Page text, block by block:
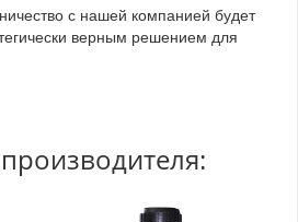
с нашей компанией будет
верным решением для